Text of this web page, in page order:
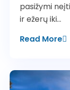
pasižymi
ir ežerų iki…
Read More